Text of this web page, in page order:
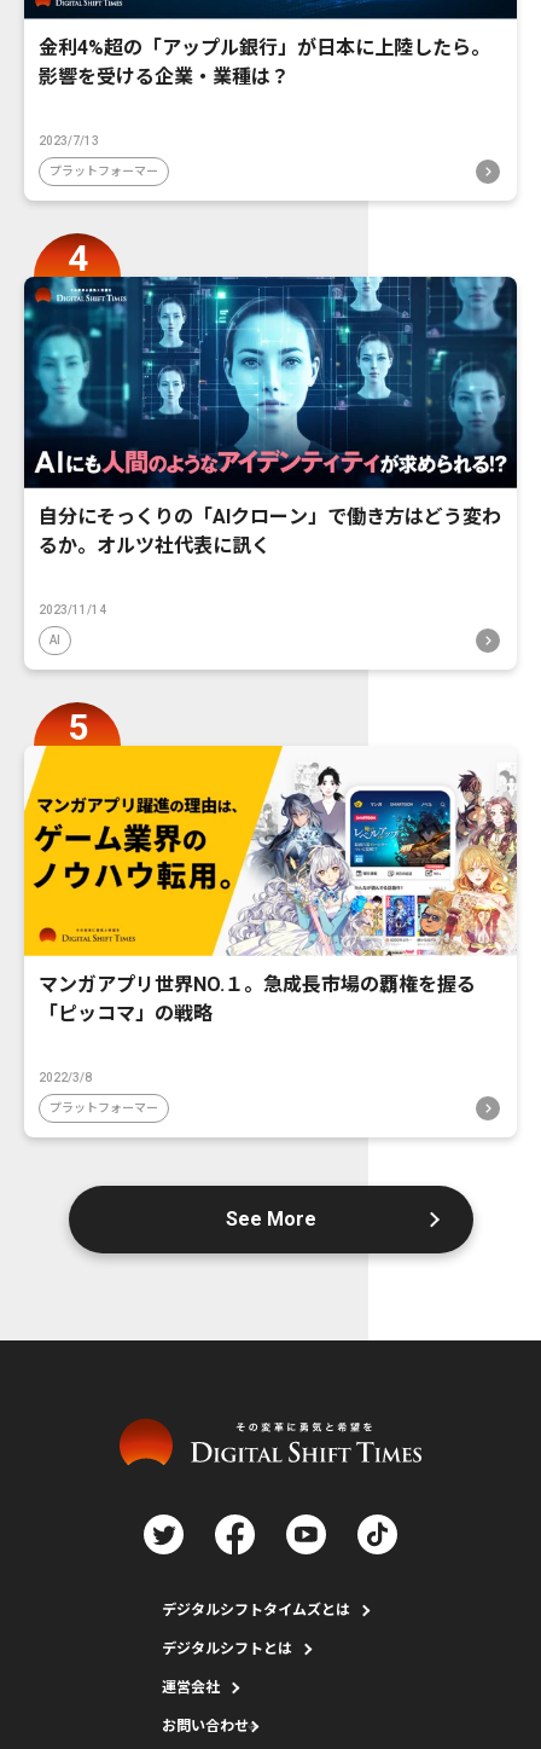
金利4%超の「アップル銀行」が日本に上陸したら。
影響を受ける企業・業種は？
2023/7/13
プラットフォーマー
自分にそっくりの「AIクローン」で働き方はどう変わ
るか。オルツ社代表に訊く
2023/11/14
AI
マンガアプリ世界NO.１。急成長市場の覇権を握る
「ピッコマ」の戦略
2022/3/8
プラットフォーマー
See More
デジタルシフトタイムズとは
デジタルシフトとは
運営会社
お問い合わせ